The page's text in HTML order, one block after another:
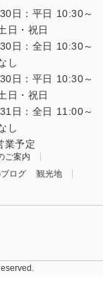
日：平日 10:30～
日・祝日
日：全日 10:30～
し
日：平日 10:30～
日・祝日
日：全日 11:00～
し
業予定
ご案内
ログ
観光地